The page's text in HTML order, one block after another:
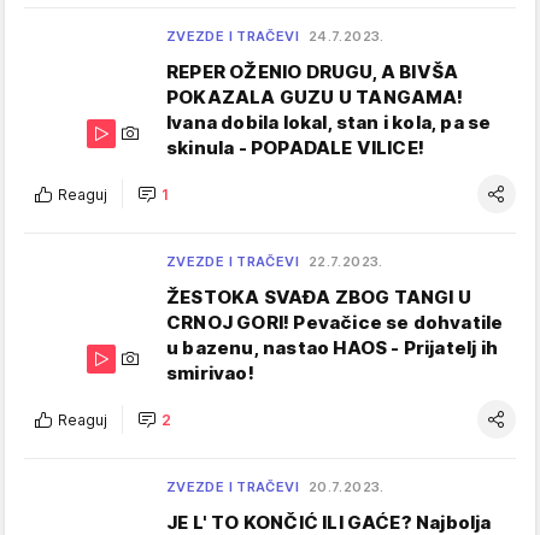
ZVEZDE I TRAČEVI 24.7.2023.
REPER OŽENIO DRUGU, A BIVŠA
POKAZALA GUZU U TANGAMA!
Ivana dobila lokal, stan i kola, pa se
skinula - POPADALE VILICE!
Reaguj 1
ZVEZDE I TRAČEVI 22.7.2023.
ŽESTOKA SVAĐA ZBOG TANGI U
CRNOJ GORI! Pevačice se dohvatile
u bazenu, nastao HAOS - Prijatelj ih
smirivao!
Reaguj 2
ZVEZDE I TRAČEVI 20.7.2023.
JE L' TO KONČIĆ ILI GAĆE? Najbolja